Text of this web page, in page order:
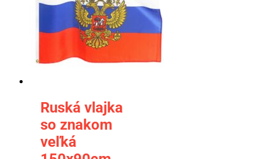
Ruská vlajka
so znakom
veľká